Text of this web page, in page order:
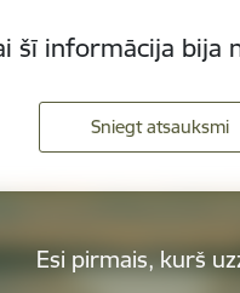
šī informācija bija
Sniegt atsauksmi
Esi pirmais, kurš